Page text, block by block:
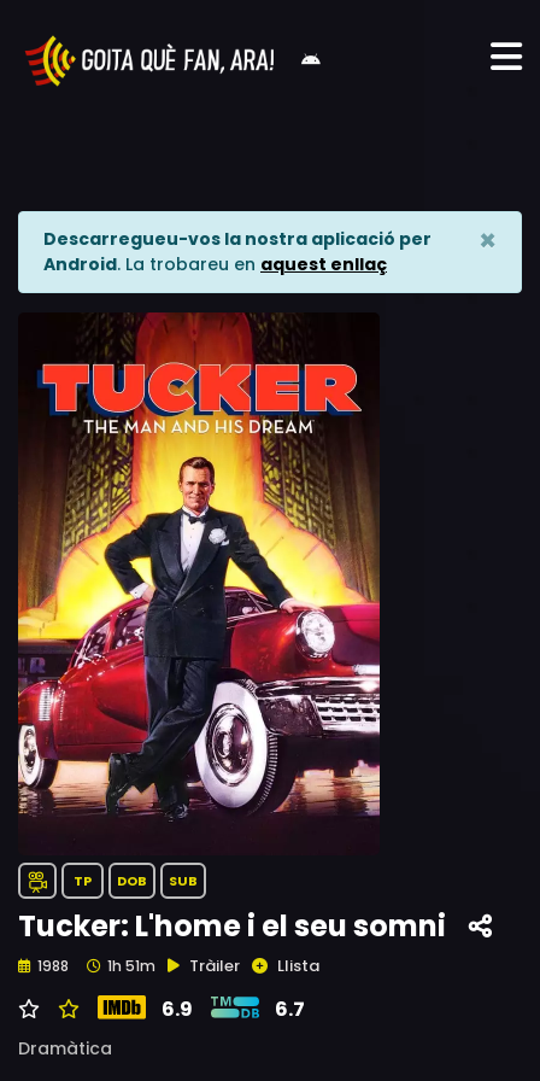
Descarregueu-vos la nostra aplicació per
Android. La trobareu en aquest enllaç
×
TP DOB SUB
Tucker: L'home i el seu somni
1988 1h 51m Tràiler Llista
6.9 6.7
Dramàtica